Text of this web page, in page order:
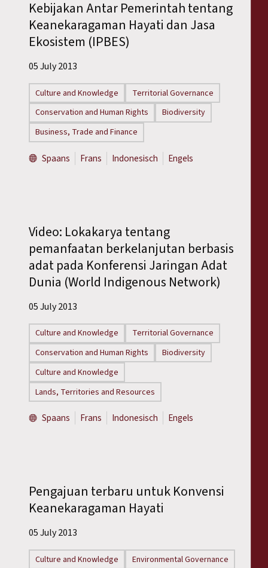
Kebijakan Antar Pemerintah tentang
Keanekaragaman Hayati dan Jasa
Ekosistem (IPBES)
05 July 2013
Culture and Knowledge
Territorial Governance
Conservation and Human Rights
Biodiversity
Business, Trade and Finance
Spaans Frans Indonesisch Engels
Video: Lokakarya tentang
pemanfaatan berkelanjutan berbasis
adat pada Konferensi Jaringan Adat
Dunia (World Indigenous Network)
05 July 2013
Culture and Knowledge
Territorial Governance
Conservation and Human Rights
Biodiversity
Culture and Knowledge
Lands, Territories and Resources
Spaans Frans Indonesisch Engels
Pengajuan terbaru untuk Konvensi
Keanekaragaman Hayati
05 July 2013
Culture and Knowledge
Environmental Governance